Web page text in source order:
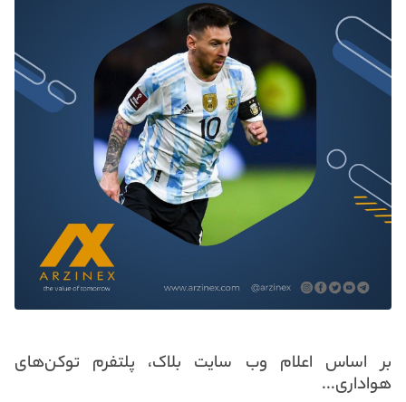
بر اساس اعلام وب سایت بلاک، پلتفرم توکن‌های
هواداری...